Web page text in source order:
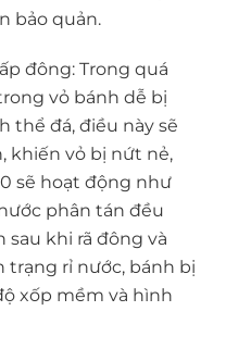
bảo quản.
đông: Trong quá
vỏ bánh dễ bị
thể đá, điều này sẽ
khiến vỏ bị nứt nẻ,
sẽ hoạt động như
phân tán đều
khi rã đông và
trạng rỉ nước, bánh bị
xốp mềm và hình